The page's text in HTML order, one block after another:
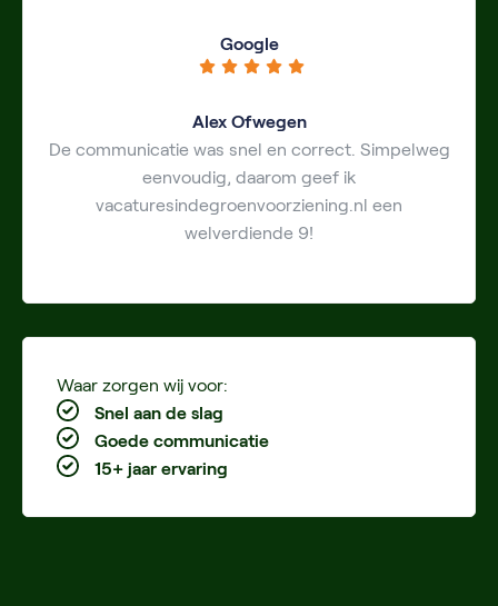
Google
Alex Ofwegen
De communicatie was snel en correct. Simpelweg
eenvoudig, daarom geef ik
vacaturesindegroenvoorziening.nl een
welverdiende 9!
Waar zorgen wij voor:
Snel aan de slag
Goede communicatie
15+ jaar ervaring